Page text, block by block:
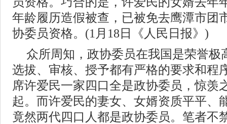
年龄履历造假被查，已被免去鹰潭市团
协委员资格。(1月18日《人民日报》)
众所周知，政协委员在我国是荣誉极
选拔、审核、授予都有严格的要求和程
席许爱民一家四口全是政协委员，惊羡
起。而许爱民的妻女、女婿资质平平、
竟然两代四口人都是政协委员。笔者不